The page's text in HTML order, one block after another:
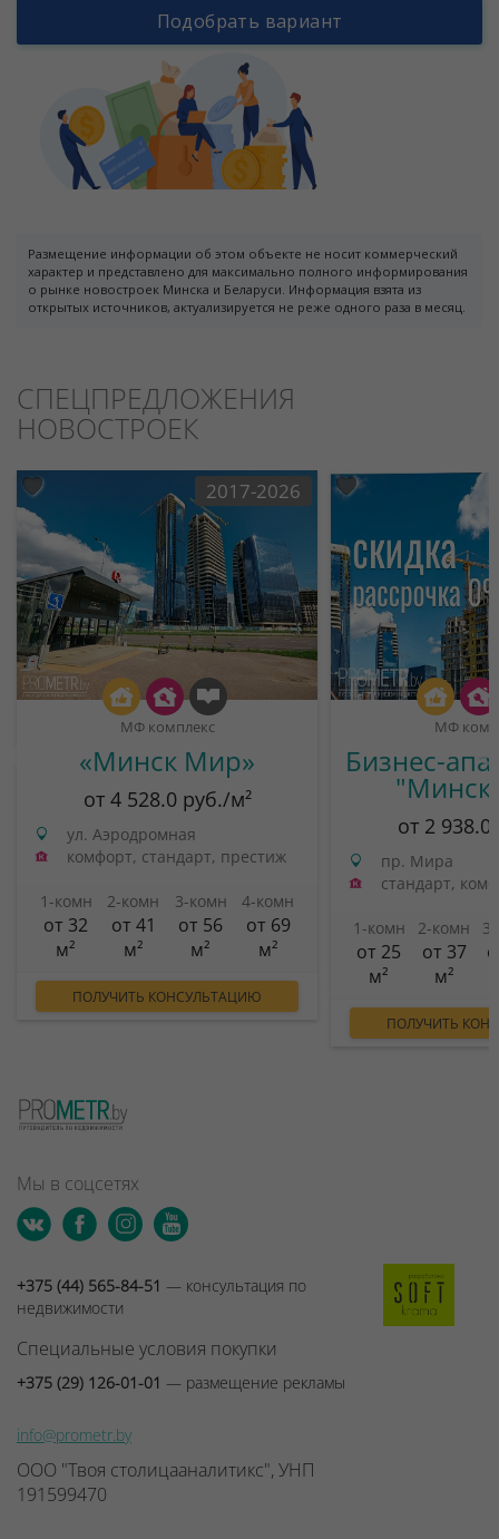
Подобрать вариант
Размещение информации об этом объекте не носит коммерческий
характер и представлено для максимально полного информирования
о рынке новостроек Минска и Беларуси. Информация взята из
открытых источников, актуализируется не реже одного раза в месяц.
СПЕЦПРЕДЛОЖЕНИЯ
НОВОСТРОЕК
2017-2026
МФ комплекс
«Минск Мир»
от 4 528.0 руб./м²
ул. Аэродромная
комфорт, стандарт, престиж
1-комн
от 32
м²
2-комн
от 41
м²
3-комн
от 56
м²
4-комн
от 69
м²
ПОЛУЧИТЬ КОНСУЛЬТАЦИЮ
МФ
Бизнес-
от 2
пр. Мира
стандарт,
1-комн
от 25
м²
2-комн
от 37
м²
ПОЛУЧИТЬ
Мы в соцсетях
+375 (44) 565-84-51 — консультация по
недвижимости
Специальные условия покупки
+375 (29) 126-01-01 — размещение рекламы
info@prometr.by
ООО "Твоя столицааналитикс", УНП
191599470